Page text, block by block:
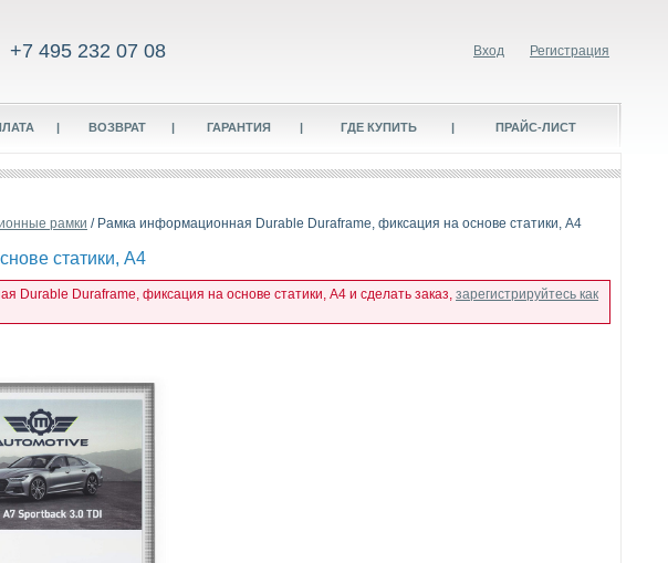
+7 495 232 07 08 Вход Регистрация
| ВОЗВРАТ | ГАРАНТИЯ | ГДЕ КУПИТЬ | ПРАЙС-ЛИСТ
рамки / Рамка информационная Durable Duraframe, фиксация на основе статики, А4
статики, А4
Duraframe, фиксация на основе статики, А4 и сделать заказ, зарегистрируйтесь как